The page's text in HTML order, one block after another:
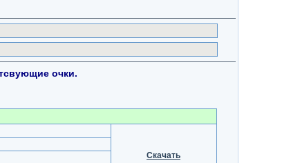
очки.
Скачать